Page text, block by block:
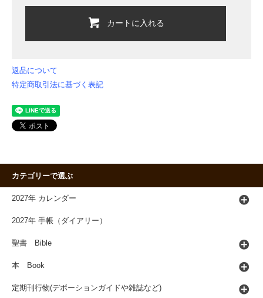
カートに入れる
返品について
特定商取引法に基づく表記
カテゴリーで選ぶ
2027年 カレンダー
2027年 手帳（ダイアリー）
聖書 Bible
本 Book
定期刊行物(デボーションガイドや雑誌など)